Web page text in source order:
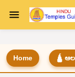
Home 🛕